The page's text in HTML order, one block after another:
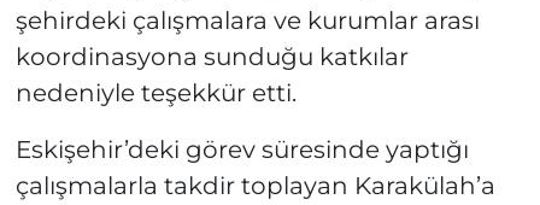
şehirdeki çalışmalara ve kurumlar arası
koordinasyona sunduğu katkılar
nedeniyle teşekkür etti.
Eskişehir’deki görev süresinde yaptığı
çalışmalarla takdir toplayan Karakülah’a